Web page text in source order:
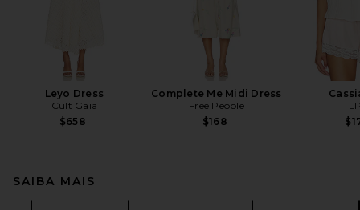
Leyo Dress
Cult Gaia
$658
Complete Me Midi Dress
Free People
$168
SAIBA MAIS